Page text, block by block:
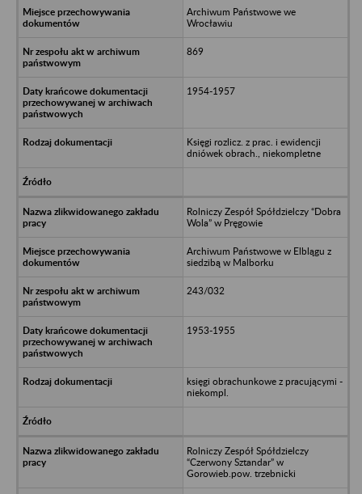
Archiwum Państwowe we
Wrocławiu
869
1954-1957
Księgi rozlicz. z prac. i ewidencji
dniówek obrach., niekompletne
Rolniczy Zespół Spółdzielczy “Dobra
Wola” w Pręgowie
Archiwum Państwowe w Elblągu z
siedzibą w Malborku
243/032
1953-1955
księgi obrachunkowe z pracującymi -
niekompl.
Rolniczy Zespół Spółdzielczy
“Czerwony Sztandar” w
Gorowieb.pow. trzebnicki